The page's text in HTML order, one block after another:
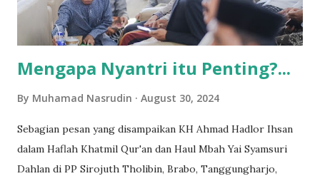
untuk ikut study tour . Dan.. yolla. Tujuannya adalah Jogja.
Mengapa Nyantri itu Penting?...
By Muhamad Nasrudin August 30, 2024
Sebagian pesan yang disampaikan KH Ahmad Hadlor Ihsan
dalam Haflah Khatmil Qur'an dan Haul Mbah Yai Syamsuri
Dahlan di PP Sirojuth Tholibin, Brabo, Tanggungharjo,